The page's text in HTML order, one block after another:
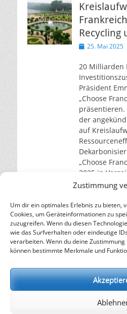
Zustimmung
Um dir ein optimales Erlebnis zu bieten,
Cookies, um Geräteinformationen zu
zuzugreifen. Wenn du diesen
wie das Surfverhalten oder eindeutige
verarbeiten. Wenn du deine
können bestimmte Merkmale und
Recycling
Veröffentlicht
25. Mai 2025
20 Milliarden
Präsident
„Choose
der
auf
„Choose
2025 in
Präsident
Milliarden
Teil eines
– Energie für die Zukunft –
Nachhaltigkeit,
Erneuerbare Energien,